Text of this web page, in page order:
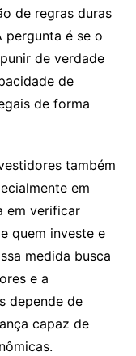
de regras duras
pergunta é se o
de verdade
de
de forma
também
em
em verificar
quem investe e
medida busca
e a
depende de
capaz de